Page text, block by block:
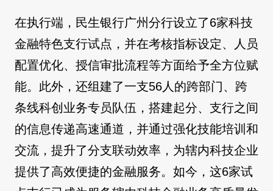
在执行端，民生银行广州分行设立了6家科技
金融特色支行试点，并在考核指标设定、人员
配置优化、授信审批流程等方面给予全方位赋
能。此外，还组建了一支56人的跨部门、跨
条线科创业务专员队伍，搭建起分、支行之间
的信息传递高速通道，并通过强化技能培训和
交流，提升了分支联动效率，为辖内科技企业
提供了高效便捷的金融服务。如今，这6家试